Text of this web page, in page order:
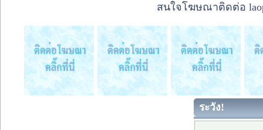
สนใจโฆษณาติดต่อ
ระวัง!